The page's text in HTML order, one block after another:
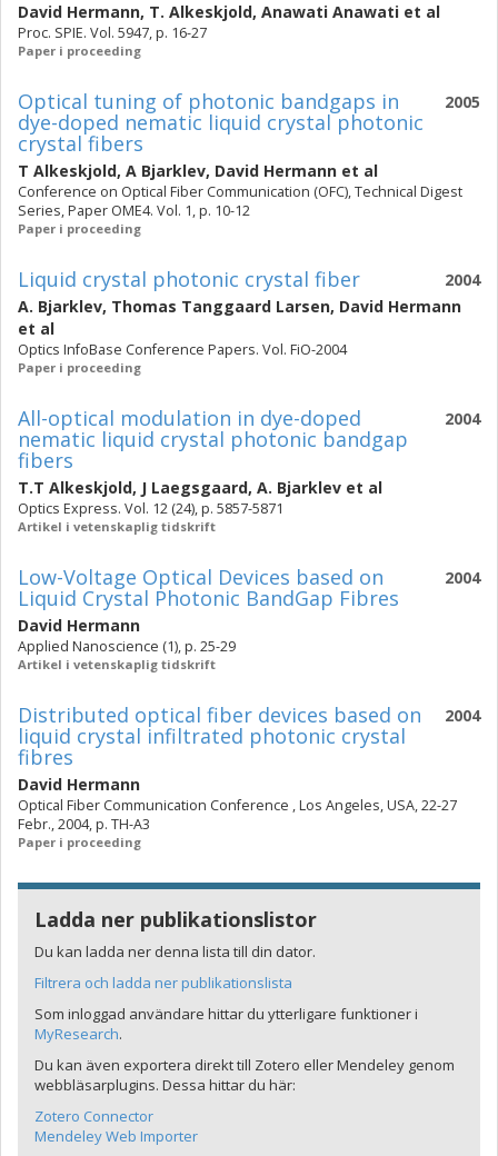
David Hermann, T. Alkeskjold, Anawati Anawati et al
Proc. SPIE. Vol. 5947, p. 16-27
Paper i proceeding
2005
Optical tuning of photonic bandgaps in
dye-doped nematic liquid crystal photonic
crystal fibers
T Alkeskjold, A Bjarklev, David Hermann et al
Conference on Optical Fiber Communication (OFC), Technical Digest
Series, Paper OME4. Vol. 1, p. 10-12
Paper i proceeding
2004
Liquid crystal photonic crystal fiber
A. Bjarklev, Thomas Tanggaard Larsen, David Hermann
et al
Optics InfoBase Conference Papers. Vol. FiO-2004
Paper i proceeding
2004
All-optical modulation in dye-doped
nematic liquid crystal photonic bandgap
fibers
T.T Alkeskjold, J Laegsgaard, A. Bjarklev et al
Optics Express. Vol. 12 (24), p. 5857-5871
Artikel i vetenskaplig tidskrift
2004
Low-Voltage Optical Devices based on
Liquid Crystal Photonic BandGap Fibres
David Hermann
Applied Nanoscience (1), p. 25-29
Artikel i vetenskaplig tidskrift
2004
Distributed optical fiber devices based on
liquid crystal infiltrated photonic crystal
fibres
David Hermann
Optical Fiber Communication Conference , Los Angeles, USA, 22-27
Febr., 2004, p. TH-A3
Paper i proceeding
Ladda ner publikationslistor
Du kan ladda ner denna lista till din dator.
Filtrera och ladda ner publikationslista
Som inloggad användare hittar du ytterligare funktioner i
MyResearch.
Du kan även exportera direkt till Zotero eller Mendeley genom
webbläsarplugins. Dessa hittar du här:
Zotero Connector
Mendeley Web Importer